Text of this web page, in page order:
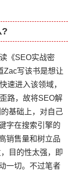
?
《SEO实战密
Zac写该书是想让
速进入该领域，
路，故将SEO解
基础上，对自己
字在搜索引擎的
销售量和树立品
目的性太强，即
一切。不过笔者